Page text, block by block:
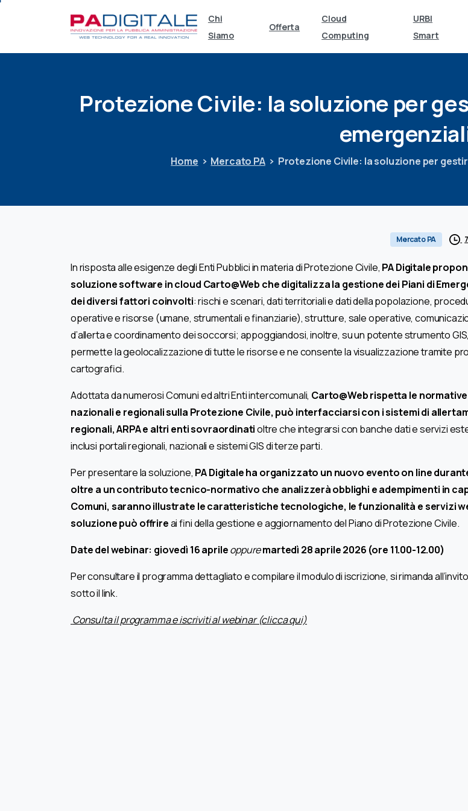
Chi
Siamo
Offerta
Cloud
Computing
URBI
Smart
ProtezioneCivile: lasoluzione per
Home Mercato PA Protezione Civile: la soluzione per
Mercato PA
In risposta alle esigenze degli Enti Pubblici in materia di Protezione Civile, PA Digitale
soluzione software in cloud Carto@Web che digitalizza la gestione dei Piani di
dei diversi fattori coinvolti: rischi e scenari, dati territoriali e dati della popolazione,
operative e risorse (umane, strumentali e finanziarie), strutture, sale operative,
d’allerta e coordinamento dei soccorsi; appoggiandosi, inoltre, su un potente strumento GIS,
permette la geolocalizzazione di tutte le risorse e ne consente la visualizzazione tramite
cartografici.
Adottata da numerosi Comuni ed altri Enti intercomunali, Carto@Web rispetta le normative
nazionali e regionali sulla Protezione Civile, può interfacciarsi con i sistemi di
regionali, ARPA e altri enti sovraordinatioltre che integrarsi con banche dati e servizi
inclusi portali regionali, nazionali e sistemi GIS di terze parti.
Per presentare la soluzione, PA Digitale ha organizzato un nuovo evento on line
oltre a un contributo tecnico-normativo che analizzerà obblighi e adempimenti in
Comuni, saranno illustrate le caratteristiche tecnologiche, le funzionalità e servizi
soluzione può offrireai fini della gestione e aggiornamento del Piano di Protezione Civile.
Date del webinar: giovedì 16 aprileoppuremartedì 28 aprile 2026 (ore 11.00-12.00)
Per consultare il programma dettagliato e compilare il modulo di iscrizione, si rimanda
sotto il link.
Consulta il programma e iscriviti al webinar (clicca qui)